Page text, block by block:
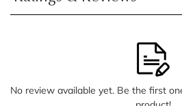
No review available yet. Be the first